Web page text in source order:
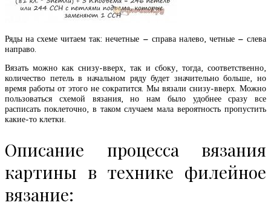
Ряды на схеме читаем так: нечетные – справа налево, четные – слева
направо.
Вязать можно как снизу-вверх, так и сбоку, тогда, соответственно,
количество петель в начальном ряду будет значительно больше, но
время работы от этого не сократится. Мы вязали снизу-вверх. Можно
пользоваться схемой вязания, но нам было удобнее сразу все
расписать поклеточно, в таком случаем мала вероятность пропустить
какие-то клетки.
Описание процесса вязания
картины в технике филейное
вязание: